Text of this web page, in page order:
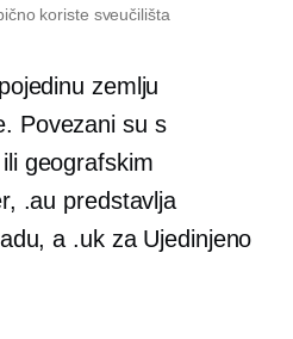
koriste sveučilišta
zemlju
Povezani su s
geografskim
.au predstavlja
a .uk za Ujedinjeno